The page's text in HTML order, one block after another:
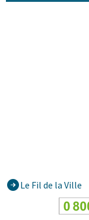
Le Fil de la Ville